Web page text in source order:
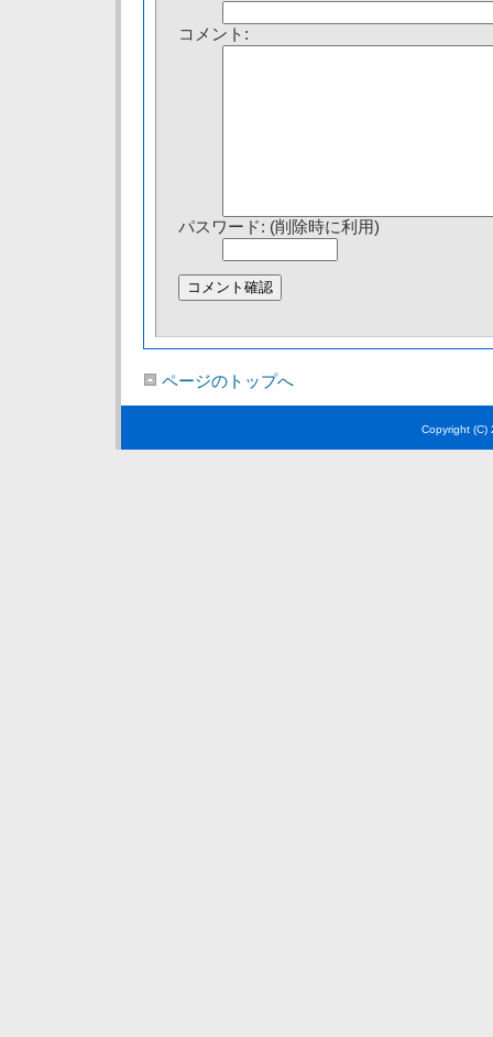
コメント:
パスワード: (削除時に利用)
ページのトップへ
Copyright